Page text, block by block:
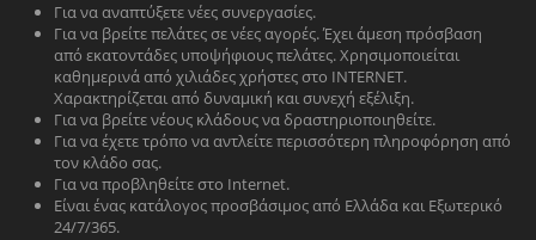
Για να αναπτύξετε νέες συνεργασίες.
Για να βρείτε πελάτες σε νέες αγορές. Έχει άμεση πρόσβαση
από εκατοντάδες υποψήφιους πελάτες. Χρησιμοποιείται
καθημερινά από χιλιάδες χρήστες στο INTERNET.
Χαρακτηρίζεται από δυναμική και συνεχή εξέλιξη.
Για να βρείτε νέους κλάδους να δραστηριοποιηθείτε.
Για να έχετε τρόπο να αντλείτε περισσότερη πληροφόρηση από
τον κλάδο σας.
Για να προβληθείτε στο Internet.
Είναι ένας κατάλογος προσβάσιμος από Ελλάδα και Εξωτερικό
24/7/365.